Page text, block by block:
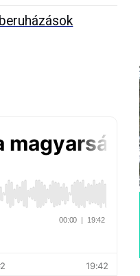
beruházások